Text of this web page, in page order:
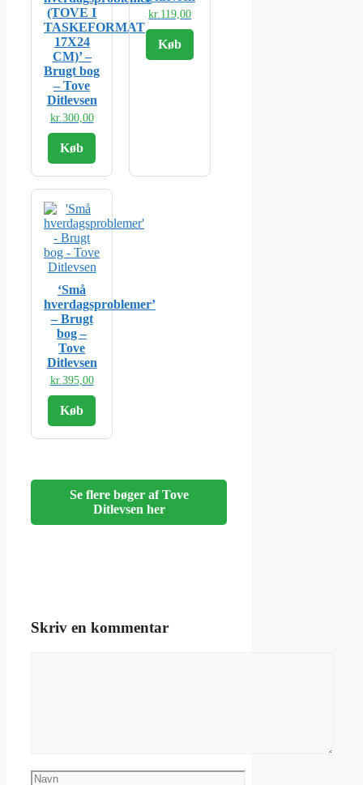
(TOVE I
TASKEFORMAT
17X24
CM)’ –
Brugt bog
– Tove
Ditlevsen
kr.300,00
Køb
kr.119,00
Køb
‘Små
hverdagsproblemer’
– Brugt
bog –
Tove
Ditlevsen
kr.395,00
Køb
Se flere bøger af Tove
Ditlevsen her
Skriv en kommentar
Navn